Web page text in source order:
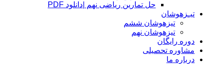
حل تمارین ریاضی نهم |دانلود PDF
تیـزهوشان
تیزهوشان ششم
تیزهوشان نهم
دوره رایگان
مشاوره تحصیلی
درباره ما